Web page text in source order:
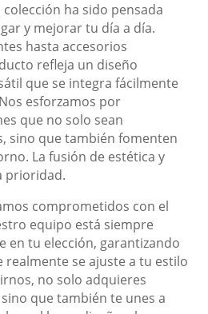
ha sido pensada
y mejorar tu día a día.
hasta accesorios
refleja un diseño
que se integra fácilmente
esforzamos por
que no solo sean
sino que también fomenten
La fusión de estética y
prioridad.
comprometidos con el
equipo está siempre
en tu elección, garantizando
realmente se ajuste a tu estilo
no solo adquieres
que también te unes a